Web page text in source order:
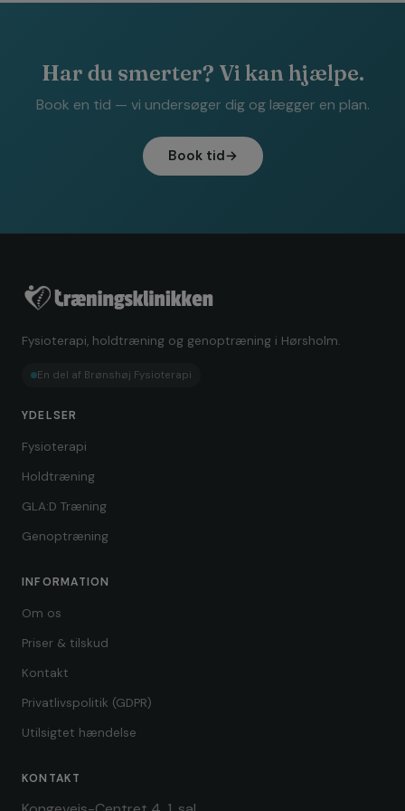
Har du smerter? Vi kan hjælpe.
Book en tid — vi undersøger dig og lægger en plan.
Book tid→
Fysioterapi, holdtræning og genoptræning i Hørsholm.
En del af Brønshøj Fysioterapi
YDELSER
Fysioterapi
Holdtræning
GLA:D Træning
Genoptræning
INFORMATION
Om os
Priser & tilskud
Kontakt
Privatlivspolitik (GDPR)
Utilsigtet hændelse
KONTAKT